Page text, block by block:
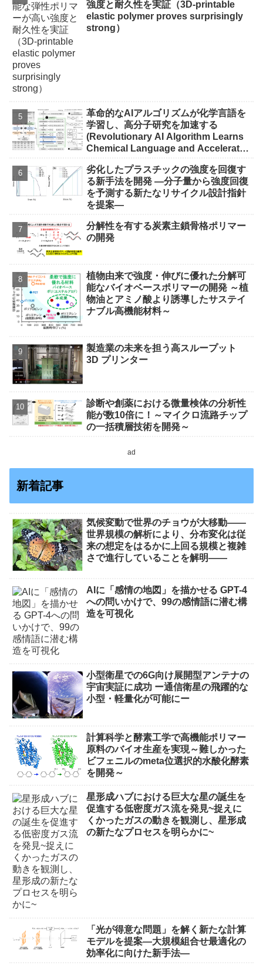
強度と耐久性を実証（3D-printable
elastic polymer proves surprisingly
strong）
革命的なAIアルゴリズムが化学言語を
学習し、高分子研究を加速する
(Revolutionary AI Algorithm Learns
Chemical Language and Accelerates
劣化したプラスチックの強度を回復す
る新手法を開発 ―分子量から強度回復
を予測する新たなリサイクル設計指針
を提案―
分解性を有する炭素主鎖骨格ポリマー
の開発
植物由来で強度・伸びに優れた分解可
能なバイオベースポリマーの開発 ～植
物油とアミノ酸より誘導したサステイ
ナブル高機能材料～
製造業の未来を担う高スループット
3D プリンター
診断や創薬における微量検体の分析性
能が数10倍に！～マイクロ流路チップ
の一括積層技術を開発～
ad
新着記事
気候変動で世界のチョウが大移動――
世界規模の解析により、分布変化は従
来の想定をはるかに上回る規模と複雑
さで進行していることを解明――
AIに「感情の地図」を描かせる GPT-4
への問いかけで、99の感情語に潜む構
造を可視化
小型衛星での6G向け展開型アンテナの
宇宙実証に成功 ー通信衛星の飛躍的な
小型・軽量化が可能にー
計算科学と酵素工学で高機能ポリマー
原料のバイオ生産を実現～難しかった
ビフェニルのmeta位選択的水酸化酵素
を開発～
星形成ハブにおける巨大な星の誕生を
促進する低密度ガス流を発見~捉えに
くかったガスの動きを観測し、星形成
の新たなプロセスを明らかに~
「光が得意な問題」を解く新たな計算
モデルを提案―大規模組合せ最適化の
効率化に向けた新手法―